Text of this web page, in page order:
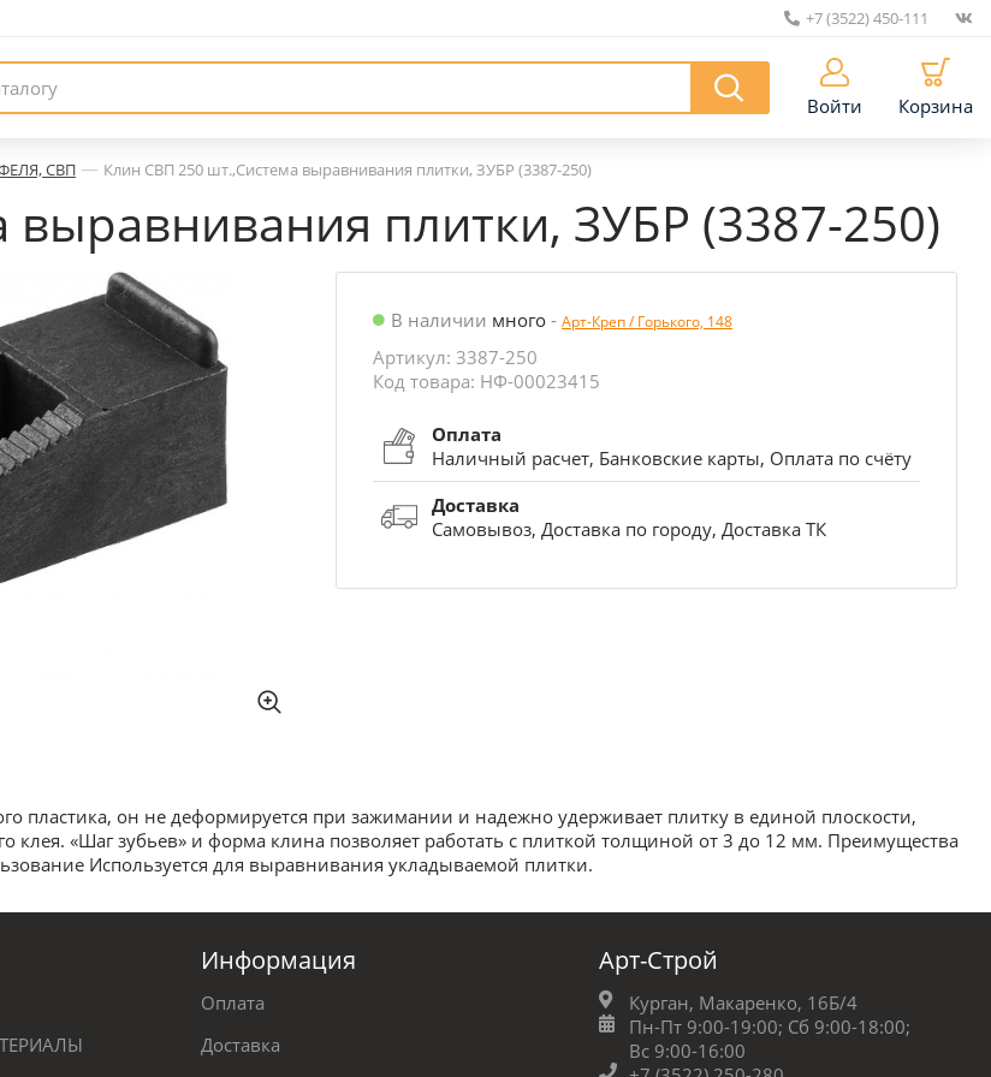
+7 (3522) 450-111
Войти Корзина
СВП — Клин СВП 250 шт.,Система выравнивания плитки, ЗУБР (3387-250)
плитки, ЗУБР (3387-250)
В наличии много - Арт-Креп / Горького, 148
Артикул: 3387-250
Код товара: НФ-00023415
Оплата
Наличный расчет, Банковские карты, Оплата по счёту
Доставка
Самовывоз, Доставка по городу, Доставка ТК
пластика, он не деформируется при зажимании и надежно удерживает плитку в единой плоскости,
клея. «Шаг зубьев» и форма клина позволяет работать с плиткой толщиной от 3 до 12 мм. Преимущества
Используется для выравнивания укладываемой плитки.
Информация
Оплата
Доставка
Арт-Строй
Курган, Макаренко, 16Б/4
Пн-Пт 9:00-19:00; Сб 9:00-18:00;
Вс 9:00-16:00